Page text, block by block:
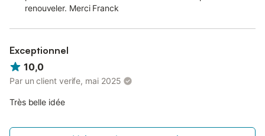
renouveler. Merci Franck
Exceptionnel
10,0
Par un client verife, mai 2025
Très belle idée